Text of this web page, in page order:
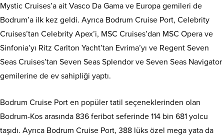
Mystic Cruises’a ait Vasco Da Gama ve Europa gemileri de
Bodrum’a ilk kez geldi. Ayrıca Bodrum Cruise Port, Celebrity
Cruises’tan Celebrity Apex’i, MSC Cruises’dan MSC Opera ve
Sinfonia’yı Ritz Carlton Yacht’tan Evrima’yı ve Regent Seven
Seas Cruises’tan Seven Seas Splendor ve Seven Seas Navigator
gemilerine de ev sahipliği yaptı.
Bodrum Cruise Port en popüler tatil seçeneklerinden olan
Bodrum-Kos arasında 836 feribot seferinde 114 bin 681 yolcu
taşıdı. Ayrıca Bodrum Cruise Port, 388 lüks özel mega yata da